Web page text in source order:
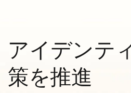
アイデンテ
策を推進